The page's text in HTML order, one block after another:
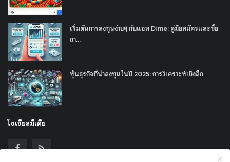
เริ่มต้นการลงทุนง่ายๆ กับแอพ Dime: คู่มือสมัครและซื้อ
ขา...
หุ้นธุรกิจที่น่าลงทุนในปี 2025: การวิเคราะห์เชิงลึก
โซเชียลมีเดีย